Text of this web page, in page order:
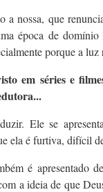
a nossa, que
época de
porque a luz
em séries e
Ele se
ela é furtiva, difícil
é apresentado
a ideia de que